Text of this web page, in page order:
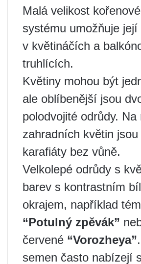
Malá velikost
systému umožňuje
v květináčích a
truhlících.
Květiny mohou být
ale oblíbenější jsou
polodvojité odrůdy. Na
zahradních květin
karafiáty bez vůně.
Velkolepé odrůdy s
barev s kontrastním
okrajem, například
“Potulný zpěvák”
červené “Vorozheya”
semen často nabízejí